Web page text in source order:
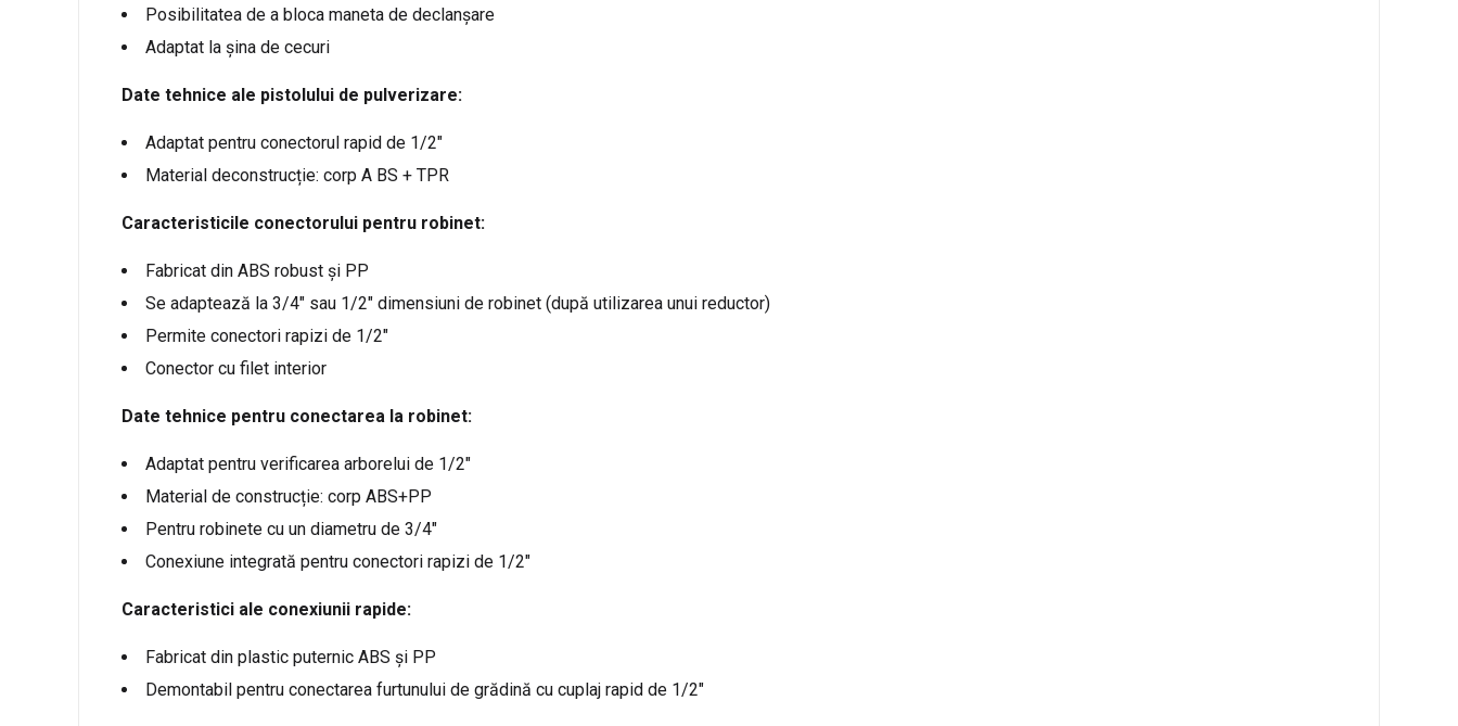
Posibilitatea de a bloca maneta de declanșare
Adaptat la șina de cecuri
Date tehnice ale pistolului de pulverizare:
Adaptat pentru conectorul rapid de 1/2″
Material deconstrucție: corp A BS + TPR
Caracteristicile conectorului pentru robinet:
Fabricat din ABS robust și PP
Se adaptează la 3/4″ sau 1/2″ dimensiuni de robinet (după utilizarea unui reductor)
Permite conectori rapizi de 1/2″
Conector cu filet interior
Date tehnice pentru conectarea la robinet:
Adaptat pentru verificarea arborelui de 1/2″
Material de construcție: corp ABS+PP
Pentru robinete cu un diametru de 3/4″
Conexiune integrată pentru conectori rapizi de 1/2″
Caracteristici ale conexiunii rapide:
Fabricat din plastic puternic ABS și PP
Demontabil pentru conectarea furtunului de grădină cu cuplaj rapid de 1/2″